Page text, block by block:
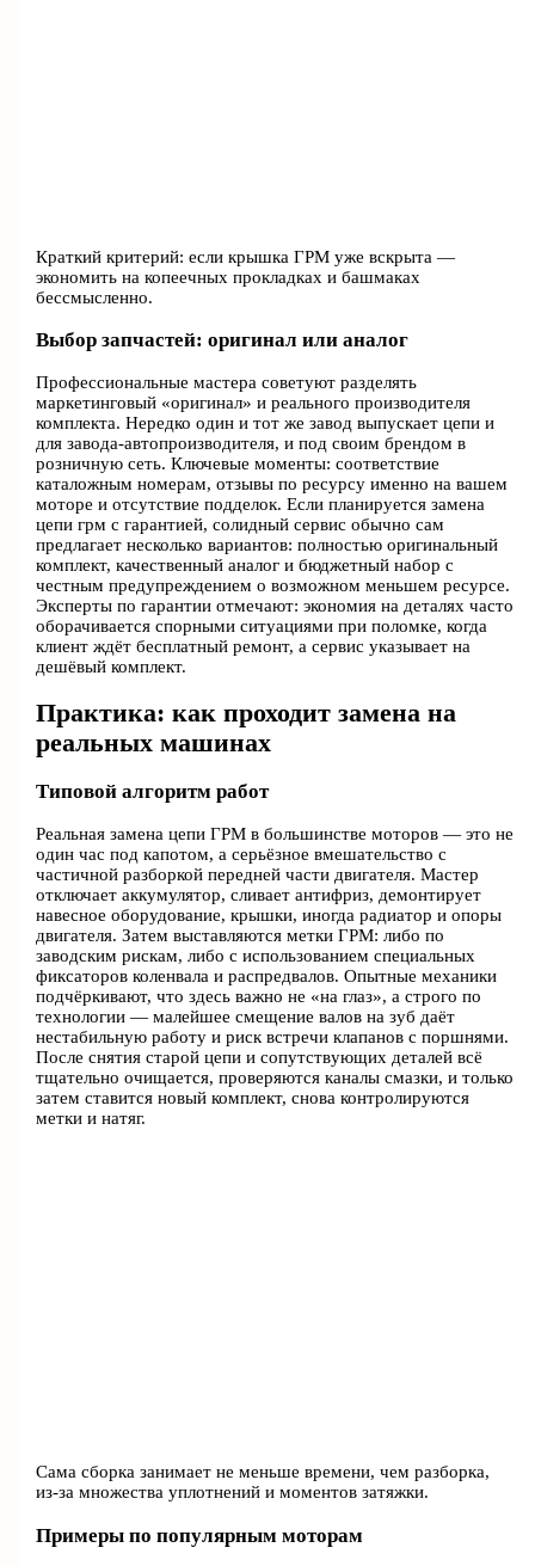
Краткий критерий: если крышка ГРМ уже вскрыта —
экономить на копеечных прокладках и башмаках
бессмысленно.
Выбор запчастей: оригинал или аналог
Профессиональные мастера советуют разделять
маркетинговый «оригинал» и реального производителя
комплекта. Нередко один и тот же завод выпускает цепи и
для завода‑автопроизводителя, и под своим брендом в
розничную сеть. Ключевые моменты: соответствие
каталожным номерам, отзывы по ресурсу именно на вашем
моторе и отсутствие подделок. Если планируется замена
цепи грм с гарантией, солидный сервис обычно сам
предлагает несколько вариантов: полностью оригинальный
комплект, качественный аналог и бюджетный набор с
честным предупреждением о возможном меньшем ресурсе.
Эксперты по гарантии отмечают: экономия на деталях часто
оборачивается спорными ситуациями при поломке, когда
клиент ждёт бесплатный ремонт, а сервис указывает на
дешёвый комплект.
Практика: как проходит замена на
реальных машинах
Типовой алгоритм работ
Реальная замена цепи ГРМ в большинстве моторов — это не
один час под капотом, а серьёзное вмешательство с
частичной разборкой передней части двигателя. Мастер
отключает аккумулятор, сливает антифриз, демонтирует
навесное оборудование, крышки, иногда радиатор и опоры
двигателя. Затем выставляются метки ГРМ: либо по
заводским рискам, либо с использованием специальных
фиксаторов коленвала и распредвалов. Опытные механики
подчёркивают, что здесь важно не «на глаз», а строго по
технологии — малейшее смещение валов на зуб даёт
нестабильную работу и риск встречи клапанов с поршнями.
После снятия старой цепи и сопутствующих деталей всё
тщательно очищается, проверяются каналы смазки, и только
затем ставится новый комплект, снова контролируются
метки и натяг.
Сама сборка занимает не меньше времени, чем разборка,
из-за множества уплотнений и моментов затяжки.
Примеры по популярным моторам